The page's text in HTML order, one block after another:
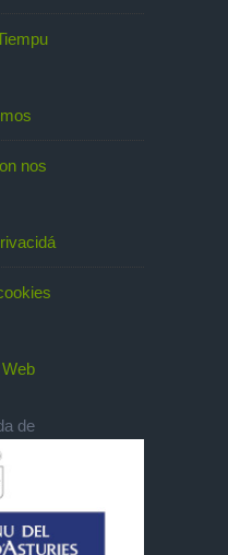
nos
de